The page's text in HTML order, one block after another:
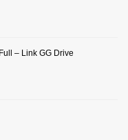
– Link GG Drive